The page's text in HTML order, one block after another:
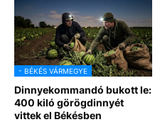
- BÉKÉS VÁRMEGYE
Dinnyekommandó bukott le:
400 kiló görögdinnyét
vittek el Békésben